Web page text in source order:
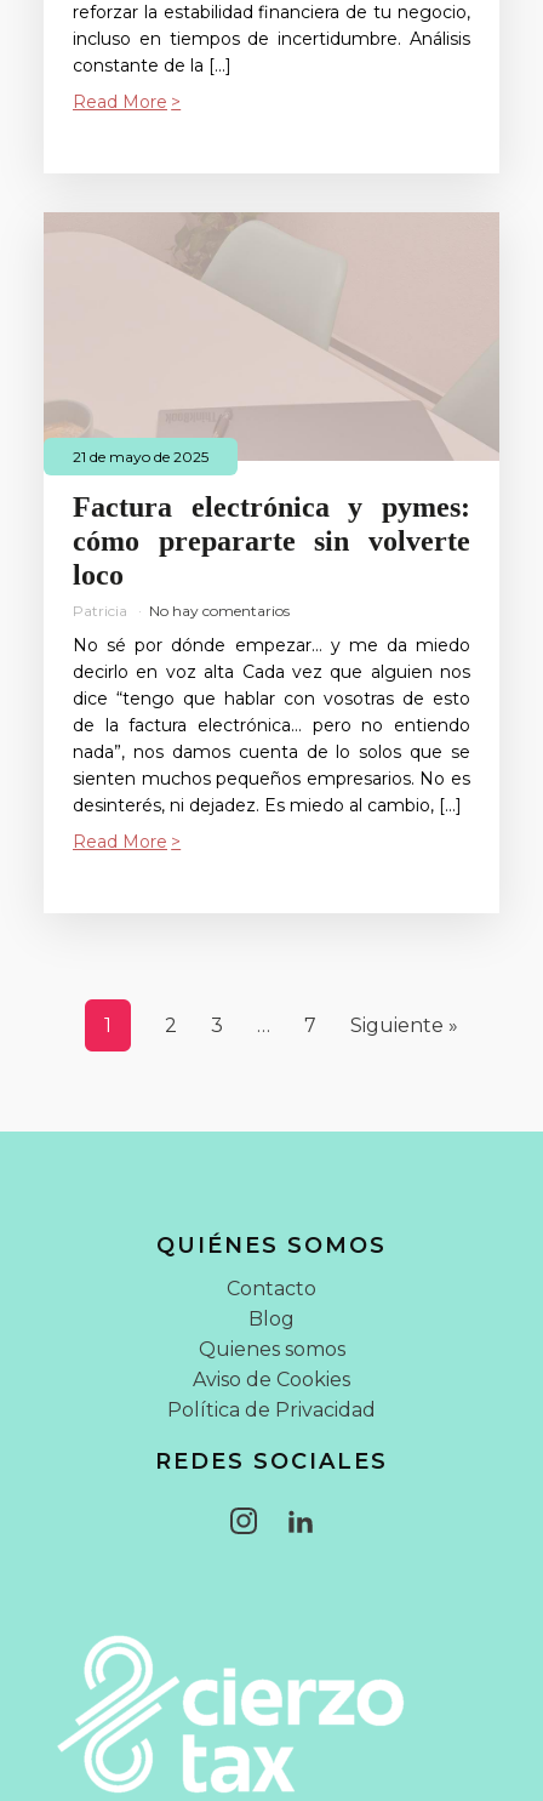
reforzar la estabilidad financiera de tu negocio,
incluso en tiempos de incertidumbre. Análisis
constante de la […]
Read More
21 de mayo de 2025
Factura electrónica y pymes:
cómo prepararte sin volverte
loco
Patricia No hay comentarios
No sé por dónde empezar… y me da miedo
decirlo en voz alta Cada vez que alguien nos
dice “tengo que hablar con vosotras de esto
de la factura electrónica… pero no entiendo
nada”, nos damos cuenta de lo solos que se
sienten muchos pequeños empresarios. No es
desinterés, ni dejadez. Es miedo al cambio, […]
Read More
1 2 3 … 7 Siguiente »
QUIÉNES SOMOS
Contacto
Blog
Quienes somos
Aviso de Cookies
Política de Privacidad
REDES SOCIALES